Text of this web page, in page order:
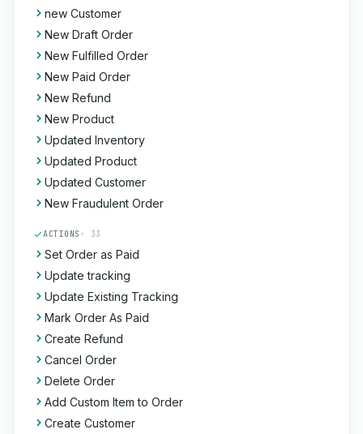
new Customer
New Draft Order
New Fulfilled Order
New Paid Order
New Refund
New Product
Updated Inventory
Updated Product
Updated Customer
New Fraudulent Order
ACTIONS · 33
Set Order as Paid
Update tracking
Update Existing Tracking
Mark Order As Paid
Create Refund
Cancel Order
Delete Order
Add Custom Item to Order
Create Customer